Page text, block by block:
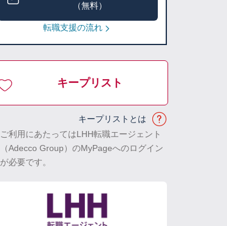
（無料）
転職支援の流れ
キープリスト
キープリストとは
ご利用にあたってはLHH転職エージェント
（Adecco Group）のMyPageへのログイン
が必要です。